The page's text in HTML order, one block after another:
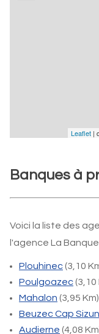
Leaflet |
Banques à
Voici la liste des
l'agence La
Plouhinec(3,10
Poulgoazec(3,10
Mahalon (3,95 Km)
Beuzec Cap Sizun
Audierne (4,08